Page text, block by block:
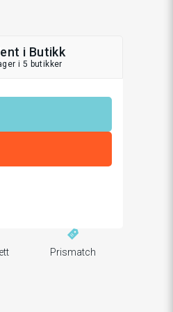
i Butikk
i 5 butikker
Prismatch